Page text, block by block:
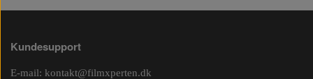
Kundesupport
E-mail: kontakt@filmxperten.dk